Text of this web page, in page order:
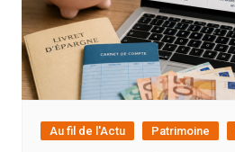
Au fil de l'Actu Patrimoine